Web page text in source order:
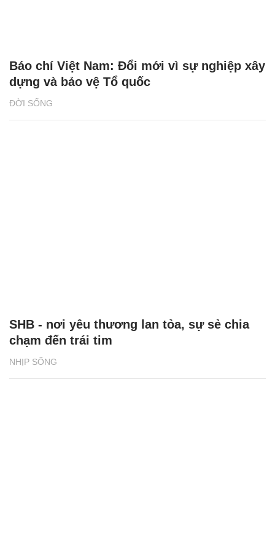
ĐỜI SỐNG
Báo chí Việt Nam: Đổi mới vì sự nghiệp xây
dựng và bảo vệ Tổ quốc
NHỊP SỐNG
SHB - nơi yêu thương lan tỏa, sự sẻ chia
chạm đến trái tim